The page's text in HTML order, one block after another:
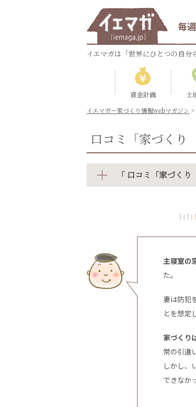
毎週
イエマガは「世界にひとつの自分
資金計画 土
イエマガー家づくり情報webマガジン >
口コミ「家づくり
「 口コミ「家づく
主寝室の
た。
妻は防犯
とを想定
家づくり
常の引違
しかし、
できなか